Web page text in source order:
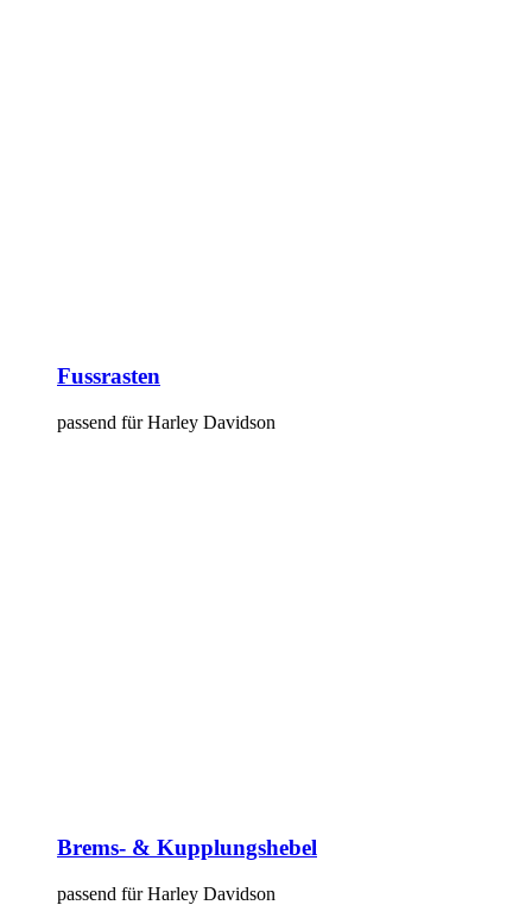
Fussrasten
passend für Harley Davidson
Brems- & Kupplungshebel
passend für Harley Davidson